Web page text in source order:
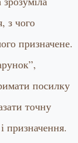
з чого
призначене.
посилку
точну
призначення.